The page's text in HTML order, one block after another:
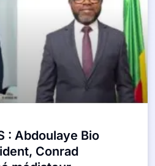
: Abdoulaye Bio
Conrad